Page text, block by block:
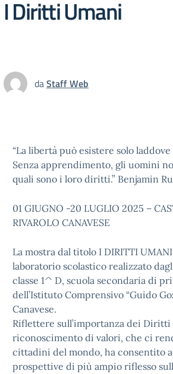
I Diritti Umani
daStaff Web
“La libertà può esistere solo laddove
Senza apprendimento, gli uomini
quali sono i loro diritti.” Benjamin
01 GIUGNO -20 LUGLIO 2025 –
RIVAROLO CANAVESE
La mostra dal titolo I DIRITTI
laboratorio scolastico realizzato
classe 1^ D, scuola secondaria di
dell’Istituto Comprensivo “Guido
Canavese.
Riflettere sull’importanza dei Diritti
riconoscimento di valori, che ci
cittadini del mondo, ha consentito
prospettive di più ampio riflesso